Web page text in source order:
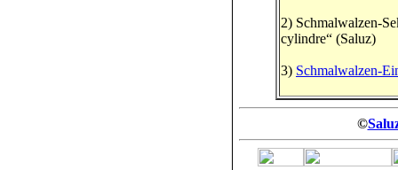
2) Schmalwalzen-
cylindre“ (Saluz)
3) Schmalwalzen-
©